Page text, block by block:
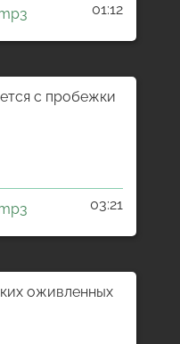
01:12
с пробежки
03:21
оживленных